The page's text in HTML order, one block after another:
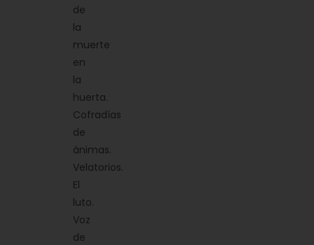
de
la
muerte
en
la
huerta.
Cofradías
de
ánimas.
Velatorios.
El
luto.
Voz
de